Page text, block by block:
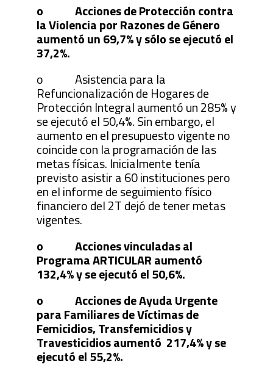
o Acciones de Protección contra
la Violencia por Razones de Género
aumentó un 69,7% y sólo se ejecutó el
37,2%.
o Asistencia para la
Refuncionalización de Hogares de
Protección Integral aumentó un 285% y
se ejecutó el 50,4%. Sin embargo, el
aumento en el presupuesto vigente no
coincide con la programación de las
metas físicas. Inicialmente tenía
previsto asistir a 60 instituciones pero
en el informe de seguimiento físico
financiero del 2T dejó de tener metas
vigentes.
o Acciones vinculadas al
Programa ARTICULAR aumentó
132,4% y se ejecutó el 50,6%.
o Acciones de Ayuda Urgente
para Familiares de Víctimas de
Femicidios, Transfemicidios y
Travesticidios aumentó 217,4% y se
ejecutó el 55,2%.